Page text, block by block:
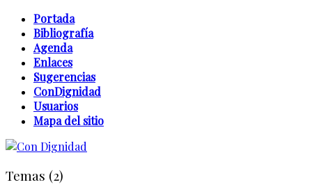
Portada
Bibliografía
Agenda
Enlaces
Sugerencias
ConDignidad
Usuarios
Mapa del sitio
Temas (2)